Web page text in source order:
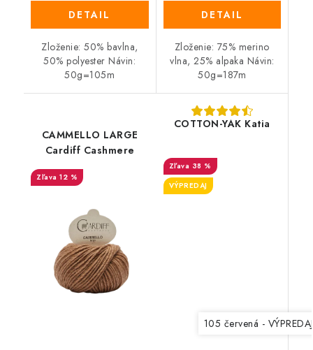
DETAIL
Zloženie: 50% bavlna,
50% polyester Návin:
50g=105m
DETAIL
Zloženie: 75% merino
vlna, 25% alpaka Návin:
50g=187m
CAMMELLO LARGE
Cardiff Cashmere
12 %
COTTON-YAK Katia
38 %
VÝPREDAJ
105 červená - VÝPREDAJ